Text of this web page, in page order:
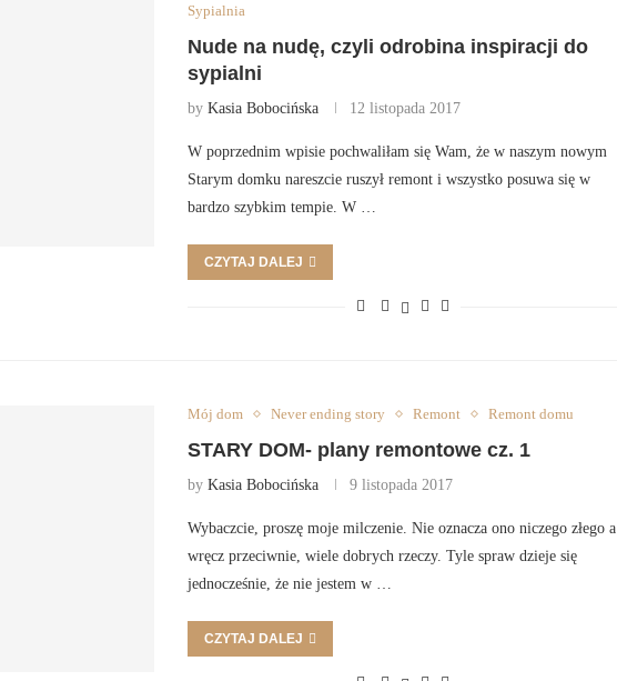
Sypialnia
Nude na nudę, czyli odrobina inspiracji do
sypialni
by Kasia Bobocińska 12 listopada 2017
W poprzednim wpisie pochwaliłam się Wam, że w naszym nowym
Starym domku nareszcie ruszył remont i wszystko posuwa się w
bardzo szybkim tempie. W …
CZYTAJ DALEJ
Mój dom Never ending story Remont Remont domu
STARY DOM- plany remontowe cz. 1
by Kasia Bobocińska 9 listopada 2017
Wybaczcie, proszę moje milczenie. Nie oznacza ono niczego złego a
wręcz przeciwnie, wiele dobrych rzeczy. Tyle spraw dzieje się
jednocześnie, że nie jestem w …
CZYTAJ DALEJ